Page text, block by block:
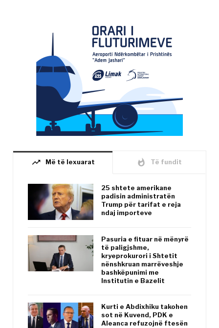
trending_up Më të lexuarat whatshot Të fundit
25 shtete amerikane
padisin administratën
Trump për tarifat e reja
ndaj importeve
Pasuria e fituar në mënyrë
të paligjshme,
kryeprokurori i Shtetit
nënshkruan marrëveshje
bashkëpunimi me
Institutin e Bazelit
Kurti e Abdixhiku takohen
sot në Kuvend, PDK e
Aleanca refuzojnë ftesën